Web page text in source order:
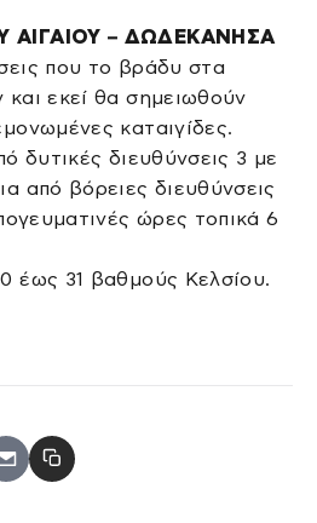
ΑΙΓΑΙΟΥ – ΔΩΔΕΚΑΝΗΣΑ
που το βράδυ στα
εκεί θα σημειωθούν
καταιγίδες.
δυτικές διευθύνσεις 3 με
από βόρειες διευθύνσεις
ώρες τοπικά 6
έως 31 βαθμούς Κελσίου.